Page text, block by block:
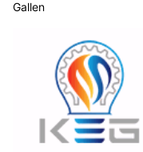
Gallen